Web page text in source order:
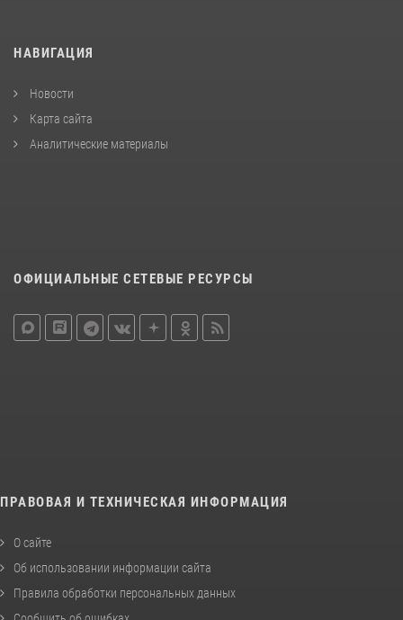
НАВИГАЦИЯ
Новости
Карта сайта
Аналитические материалы
ОФИЦИАЛЬНЫЕ СЕТЕВЫЕ РЕСУРСЫ
ПРАВОВАЯ И ТЕХНИЧЕСКАЯ ИНФОРМАЦИЯ
О сайте
Об использовании информации сайта
Правила обработки персональных данных